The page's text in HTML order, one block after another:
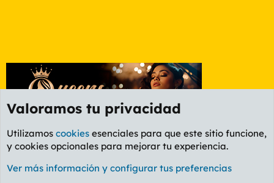
Foro General
Cookies
PL OLDSTYLE AMARILLO
Valoramos tu privacidad
Utilizamos cookies esenciales para que este sitio funcione,
y cookies opcionales para mejorar tu experiencia.
Ver más información y configurar tus preferencias